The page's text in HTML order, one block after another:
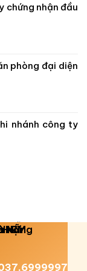
chứng nhận đầu
phòng đại diện
nhánh công ty
Gia